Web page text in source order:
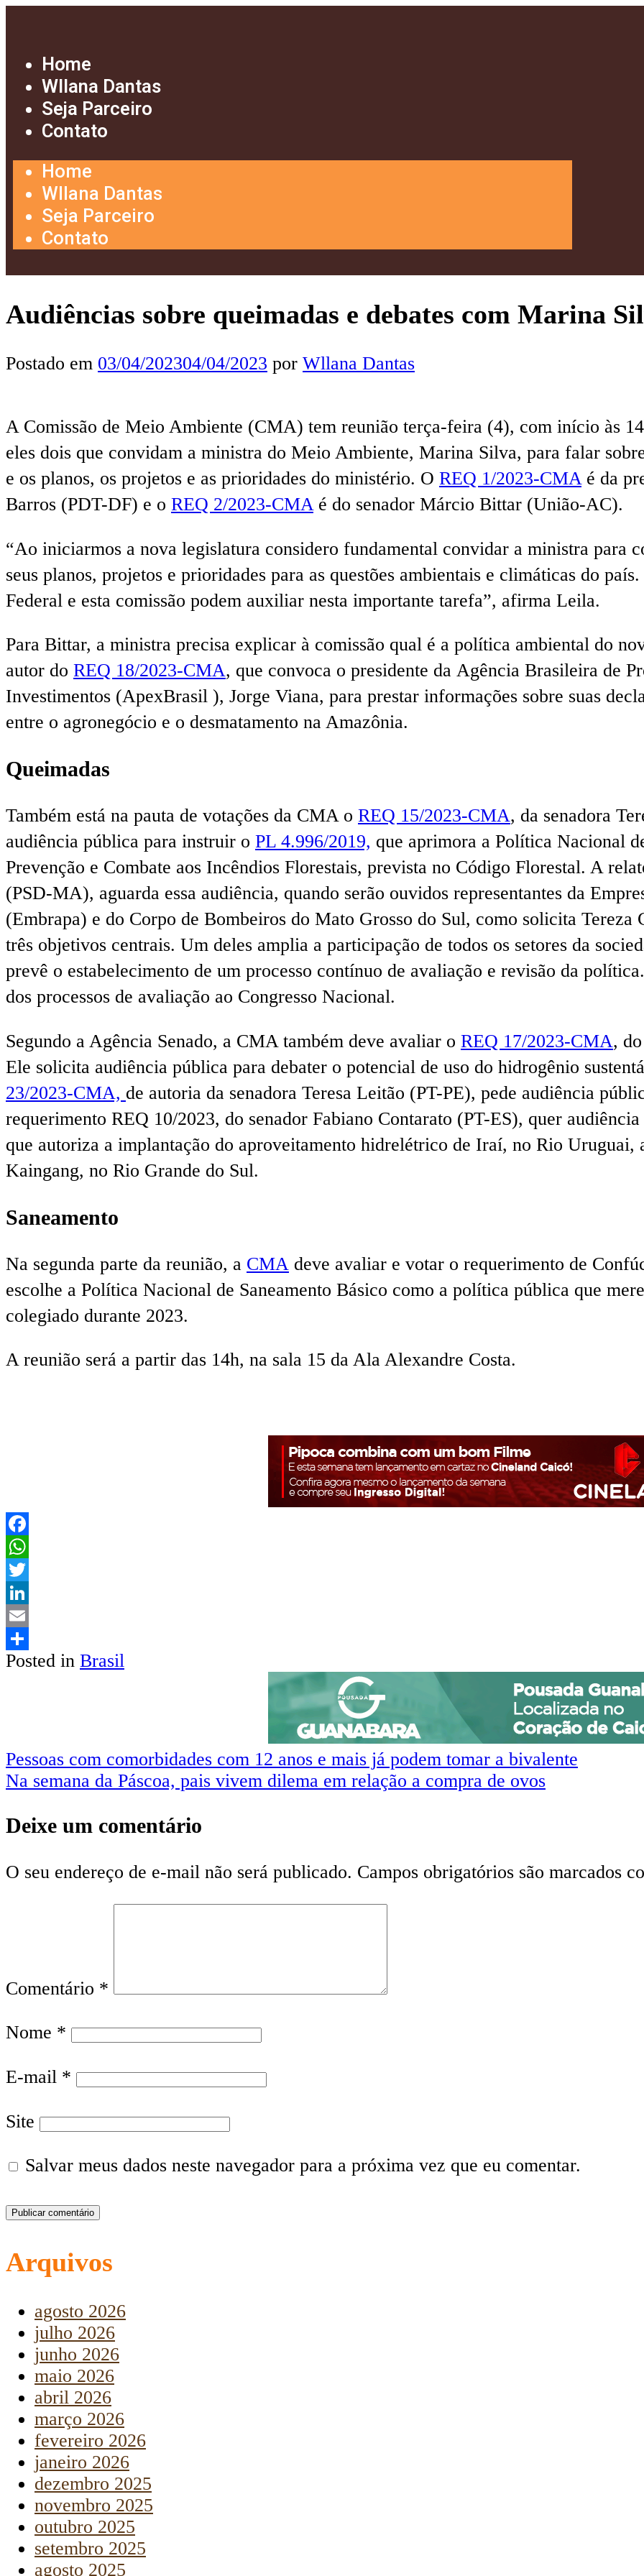
Home
Wllana Dantas
Seja Parceiro
Contato
Home
Wllana Dantas
Seja Parceiro
Contato
Audiências sobre queimadas e debates com Marina
Postado em 03/04/202304/04/2023 por Wllana Dantas
A Comissão de Meio Ambiente (CMA) tem reunião terça-feira (4), com início às
eles dois que convidam a ministra do Meio Ambiente, Marina Silva, para falar
e os planos, os projetos e as prioridades do ministério. O REQ 1/2023-CMAé da
Barros (PDT-DF) e o REQ 2/2023-CMAé do senador Márcio Bittar (União-AC).
“Ao iniciarmos a nova legislatura considero fundamental convidar a ministra para
seus planos, projetos e prioridades para as questões ambientais e climáticas do
Federal e esta comissão podem auxiliar nesta importante tarefa”, afirma Leila.
Para Bittar, a ministra precisa explicar à comissão qual é a política ambiental do
autor do REQ 18/2023-CMA, que convoca o presidente da Agência Brasileira de
Investimentos (ApexBrasil ), Jorge Viana, para prestar informações sobre suas
entre o agronegócio e o desmatamento na Amazônia.
Queimadas
Também está na pauta de votações da CMA o REQ 15/2023-CMA, da senadora
audiência pública para instruir o PL 4.996/2019, que aprimora a Política Nacional
Prevenção e Combate aos Incêndios Florestais, prevista no Código Florestal. A
(PSD-MA), aguarda essa audiência, quando serão ouvidos representantes da
(Embrapa) e do Corpo de Bombeiros do Mato Grosso do Sul, como solicita
três objetivos centrais. Um deles amplia a participação de todos os setores da
prevê o estabelecimento de um processo contínuo de avaliação e revisão da
dos processos de avaliação ao Congresso Nacional.
Segundo a Agência Senado, a CMA também deve avaliar o REQ 17/2023-CMA,
Ele solicita audiência pública para debater o potencial de uso do hidrogênio
23/2023-CMA, de autoria da senadora Teresa Leitão (PT-PE), pede audiência
requerimento REQ 10/2023, do senador Fabiano Contarato (PT-ES), quer
que autoriza a implantação do aproveitamento hidrelétrico de Iraí, no Rio Uruguai,
Kaingang, no Rio Grande do Sul.
Saneamento
Na segunda parte da reunião, a CMA deve avaliar e votar o requerimento de
escolhe a Política Nacional de Saneamento Básico como a política pública que
colegiado durante 2023.
A reunião será a partir das 14h, na sala 15 da Ala Alexandre Costa.
Facebook
WhatsApp
Twitter
LinkedIn
Email
Share
Posted in Brasil
Pessoas com comorbidades com 12 anos e mais já podem tomar a bivalente
Na semana da Páscoa, pais vivem dilema em relação a compra de ovos
Deixe um comentário
O seu endereço de e-mail não será publicado. Campos obrigatórios são marcados
Comentário *
Nome *
E-mail *
Site
Salvar meus dados neste navegador para a próxima vez que eu comentar.
Arquivos
agosto 2026
julho 2026
junho 2026
maio 2026
abril 2026
março 2026
fevereiro 2026
janeiro 2026
dezembro 2025
novembro 2025
outubro 2025
setembro 2025
agosto 2025